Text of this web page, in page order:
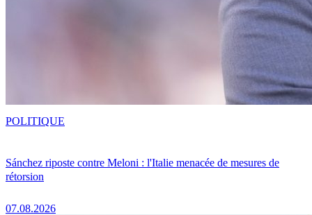
Sánchez riposte contre Meloni : l'Italie menacée de mesures de
rétorsion
07.08.2026
POLITIQUE